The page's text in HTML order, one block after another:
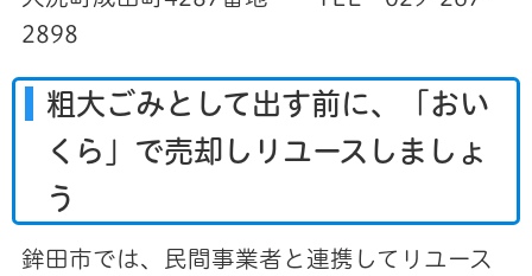
2898
粗大ごみとして出す前に、「おい
くら」で売却しリユースしましょ
う
鉾田市では、民間事業者と連携してリユース